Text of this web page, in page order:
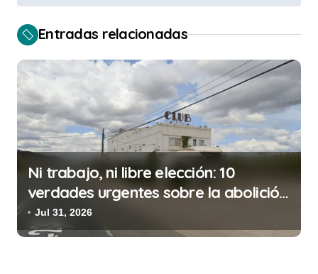
v
e
g
a
c
i
ó
n
e
e
Entradas relacionadas
Ni trabajo, ni libre elección: 10
verdades urgentes sobre la abolición
de la prostitución
Jul 31, 2026